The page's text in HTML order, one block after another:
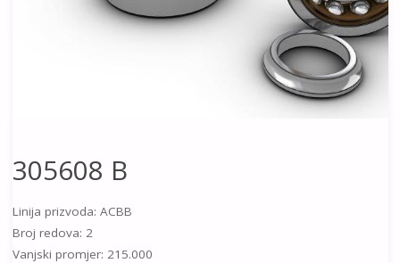
305608 B
Linija prizvoda: ACBB
Broj redova: 2
Vanjski promjer: 215.000